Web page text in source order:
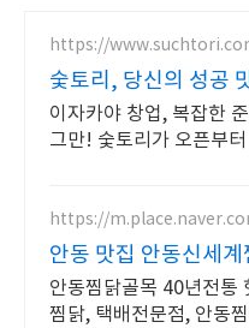
https://
숯토리, 당신의 성공
율UP!
이자카야 창업, 복잡한
그만! 숯토리가 오픈부
창업은 당신의 것!
https://
안동 맛집 안동신세계
는녀석들 치킨랩소디
안동찜닭골목 40년전통
찜닭, 택배전문점, 안동